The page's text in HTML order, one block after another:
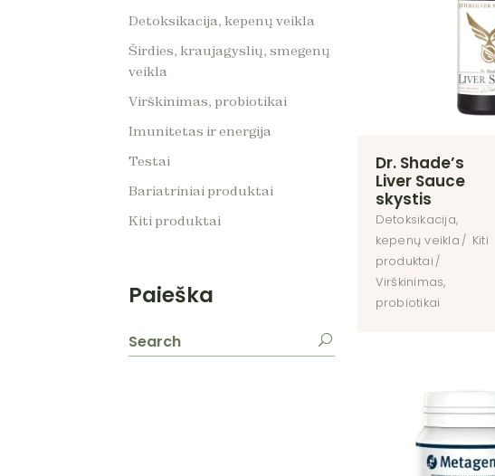
Dr. Shade’s
Liver Sauce
skystis
Detoksikacija,
kepenų veikla
Kiti
produktai
Virškinimas,
probiotikai
Detoksikacija, kepenų veikla
Širdies, kraujagyslių, smegenų
veikla
Virškinimas, probiotikai
Imunitetas ir energija
Testai
Bariatriniai produktai
Kiti produktai
Paieška